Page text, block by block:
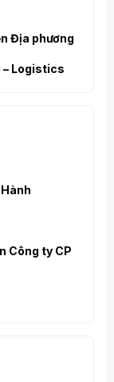
Địa phương
– Logistics
Công ty CP